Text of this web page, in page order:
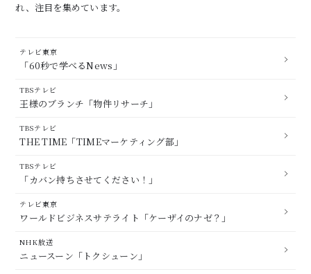
れ、注目を集めています。
テレビ東京
「60秒で学べるNews」
TBSテレビ
王様のブランチ「物件リサーチ」
TBSテレビ
THE TIME「TIMEマーケティング部」
TBSテレビ
「カバン持ちさせてください！」
テレビ東京
ワールドビジネスサテライト「ケーザイのナゼ？」
NHK放送
ニュースーン「トクシューン」